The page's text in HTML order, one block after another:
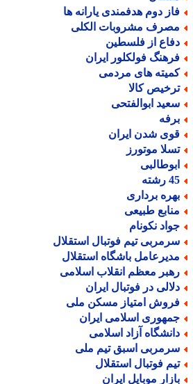
دوم هدفمندی یارانه ها
مشروبات الکلی
از فلسطین
فولکلور ایران
های مردمی
کالا
ابوالفتحی
شدن ایران
موتورز
برداری
طبیعی
نکونام
تیم فوتبال استقلال
باشگاه استقلال
معظم انقلاب اسلامی
در فوتبال ایران
امتیاز مسکن ملی
اسلامی ایران
آزاد اسلامی
اسبق تیم ملی
فوتبال استقلال
موبایل ایران